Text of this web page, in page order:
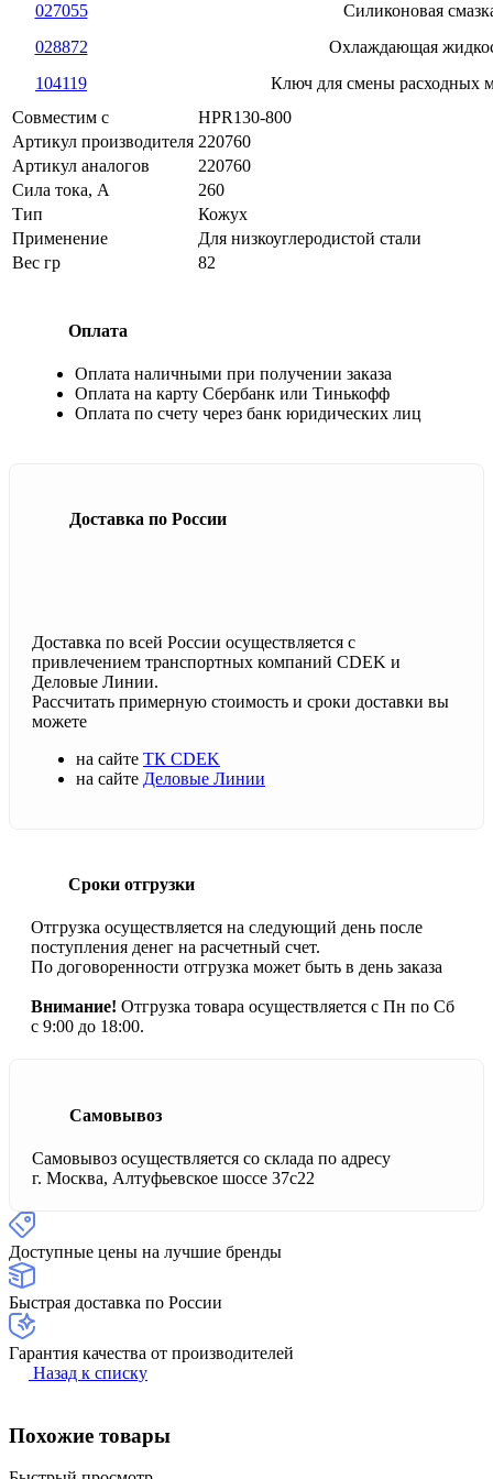
027055
Силиконовая
028872
Охлаждающая
104119
Ключ для смены расходных
Совместим с
HPR130-800
Артикул производителя 220760
Артикул аналогов
220760
Сила тока, А
260
Тип
Кожух
Применение
Для низкоуглеродистой стали
Вес гр
82
Оплата
Оплата наличными при получении заказа
Оплата на карту Сбербанк или Тинькофф
Оплата по счету через банк юридических лиц
Доставка по России
Доставка по всей России осуществляется с
привлечением транспортных компаний CDEK и
Деловые Линии.
Рассчитать примерную стоимость и сроки доставки вы
можете
на сайте ТК CDEK
на сайте Деловые Линии
Сроки отгрузки
Отгрузка осуществляется на следующий день после
поступления денег на расчетный счет.
По договоренности отгрузка может быть в день заказа
Внимание! Отгрузка товара осуществляется с Пн по Сб
с 9:00 до 18:00.
Самовывоз
Самовывоз осуществляется со склада по адресу
г. Москва, Алтуфьевское шоссе 37с22
Доступные цены на лучшие бренды
Быстрая доставка по России
Гарантия качества от производителей
Назад к списку
Похожие товары